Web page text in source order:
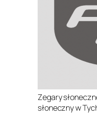
Zegary
słoneczny w